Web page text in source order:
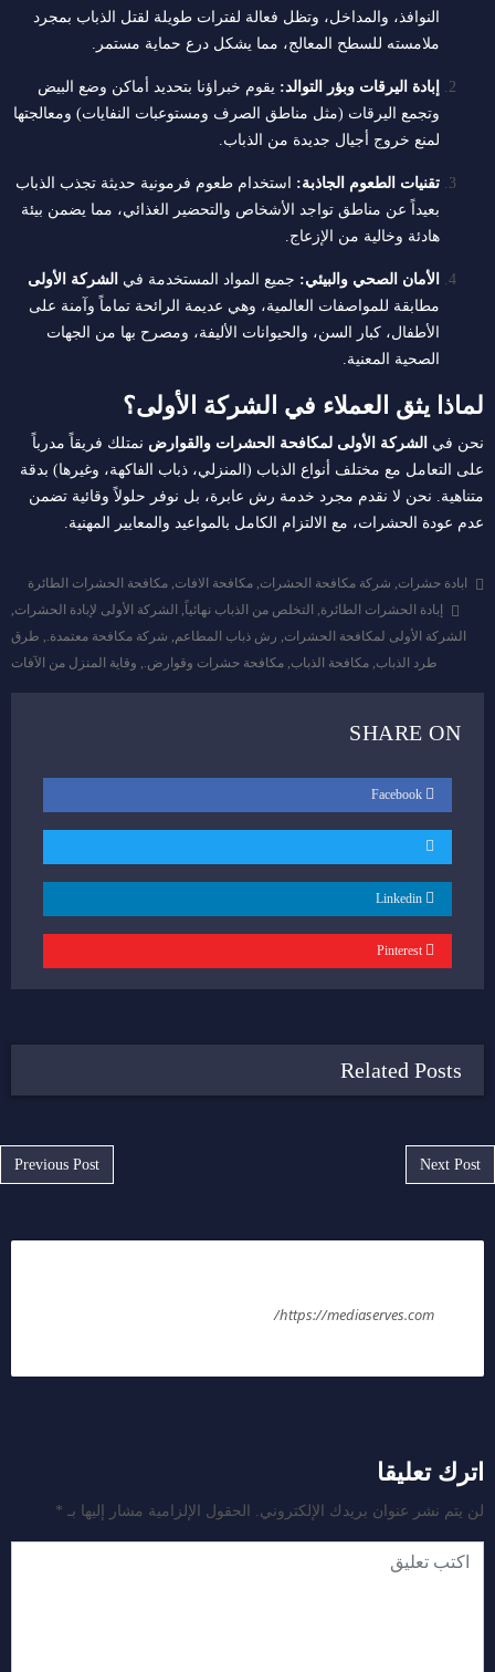
النوافذ، والمداخل، وتظل فعالة لفترات طويلة لقتل الذباب بمجرد
ملامسته للسطح المعالج، مما يشكل درع حماية مستمر.
إبادة اليرقات وبؤر التوالد: يقوم خبراؤنا بتحديد أماكن وضع البيض
وتجمع اليرقات (مثل مناطق الصرف ومستوعبات النفايات) ومعالجتها
لمنع خروج أجيال جديدة من الذباب.
تقنيات الطعوم الجاذبة: استخدام طعوم فرمونية حديثة تجذب الذباب
بعيداً عن مناطق تواجد الأشخاص والتحضير الغذائي، مما يضمن بيئة
هادئة وخالية من الإزعاج.
الأمان الصحي والبيئي: جميع المواد المستخدمة في الشركة الأولى
مطابقة للمواصفات العالمية، وهي عديمة الرائحة تماماً وآمنة على
الأطفال، كبار السن، والحيوانات الأليفة، ومصرح بها من الجهات
الصحية المعنية.
لماذا يثق العملاء في الشركة الأولى؟
نحن في الشركة الأولى لمكافحة الحشرات والقوارض نمتلك فريقاً مدرباً
على التعامل مع مختلف أنواع الذباب (المنزلي، ذباب الفاكهة، وغيرها) بدقة
متناهية. نحن لا نقدم مجرد خدمة رش عابرة، بل نوفر حلولاً وقائية تضمن
عدم عودة الحشرات، مع الالتزام الكامل بالمواعيد والمعايير المهنية.
ابادة حشرات, شركة مكافحة الحشرات, مكافحة الافات, مكافحة الحشرات الطائرة
إبادة الحشرات الطائرة, التخلص من الذباب نهائياً, الشركة الأولى لإبادة الحشرات,
الشركة الأولى لمكافحة الحشرات, رش ذباب المطاعم, شركة مكافحة معتمدة., طرق
طرد الذباب, مكافحة الذباب, مكافحة حشرات وقوارض., وقاية المنزل من الآفات
SHARE ON
Related Posts
Post navigation
Previous Post Next Post
https://mediaserves.com/
اترك تعليقا
لن يتم نشر عنوان بريدك الإلكتروني. الحقول الإلزامية مشار إليها بـ *